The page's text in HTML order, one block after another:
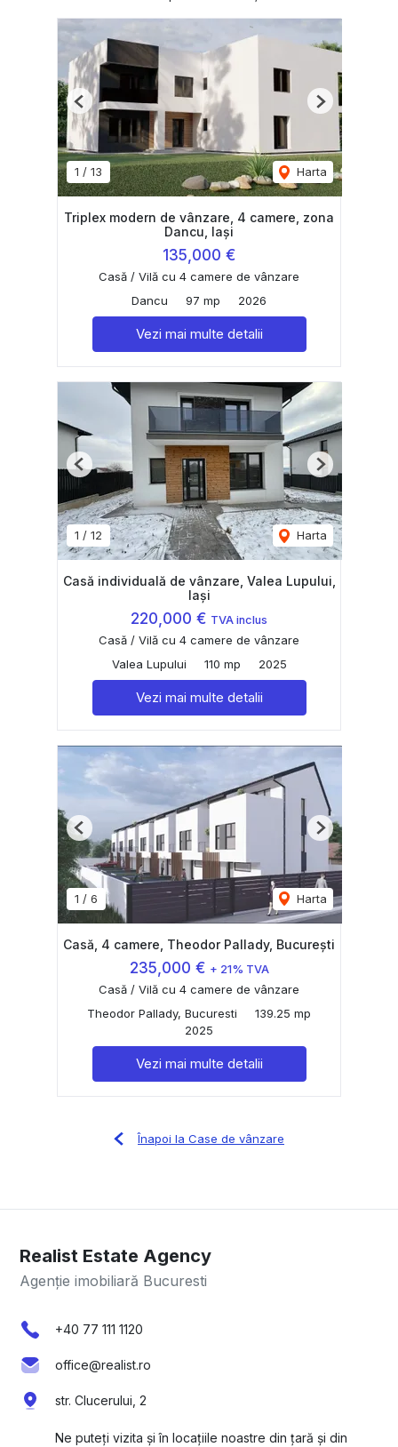
1 / 13 Harta
Previous Next
Triplex modern de vânzare, 4 camere, zona
Dancu, Iași
135,000 €
Casă / Vilă cu 4 camere de vânzare
Dancu
97 mp 2026
Vezi mai multe detalii
1 / 12 Harta
Previous Next
Casă individuală de vânzare, Valea Lupului,
Iași
220,000 € TVA inclus
Casă / Vilă cu 4 camere de vânzare
Valea Lupului
110 mp 2025
Vezi mai multe detalii
1 / 6 Harta
Previous Next
Casă, 4 camere, Theodor Pallady, București
235,000 € + 21% TVA
Casă / Vilă cu 4 camere de vânzare
Theodor Pallady, Bucuresti
139.25 mp
2025
Vezi mai multe detalii
Înapoi la Case de vânzare
Realist Estate Agency
Agenție imobiliară Bucuresti
+40 77 111 1120
office@realist.ro
str. Clucerului, 2
Ne puteți vizita și în locațiile noastre din țară și din